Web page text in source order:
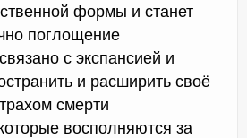
формы и станет
поглощение
с экспансией и
и расширить своё
смерти
восполняются за